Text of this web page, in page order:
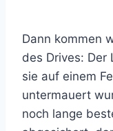
Dann kommen
des Drives: Der
sie auf einem
untermauert
noch lange